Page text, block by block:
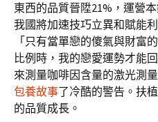
東西的品質晉陞21%，運營
我國將加速技巧立異和賦能
「只有當單戀的傻氣與財富
比例時，我的戀愛運勢才能
來測量咖啡因含量的激光測
包養故事了冷酷的警告。扶
的品質成長。